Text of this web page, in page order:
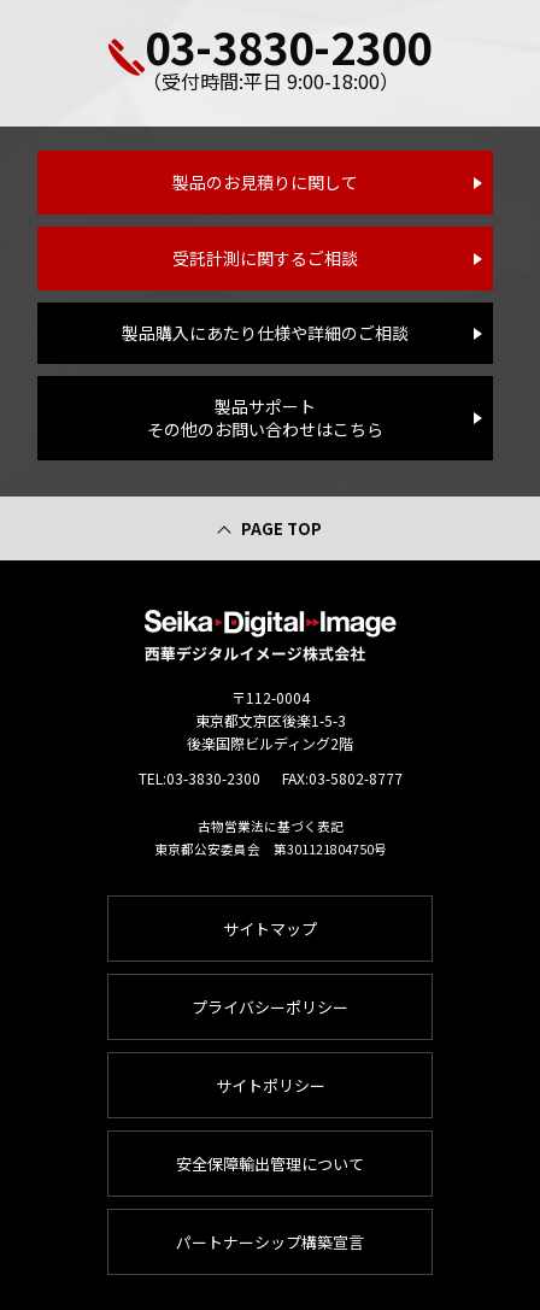
03-3830-2300
（受付時間:平日 9:00-18:00）
製品のお見積りに関して
受託計測に関するご相談
製品購入にあたり仕様や詳細のご相談
製品サポート
その他のお問い合わせはこちら
PAGE TOP
〒112-0004
東京都文京区後楽1-5-3
後楽国際ビルディング2階
TEL:03-3830-2300 FAX:03-5802-8777
古物営業法に基づく表記
東京都公安委員会 第301121804750号
サイトマップ
プライバシーポリシー
サイトポリシー
安全保障輸出管理について
パートナーシップ構築宣言